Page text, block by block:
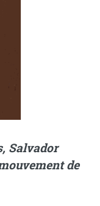
Salvador
de